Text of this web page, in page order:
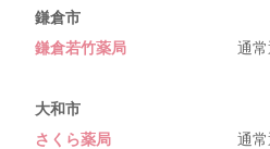
鎌倉市
鎌倉若竹薬局 通常通り
大和市
さくら薬局 通常通り